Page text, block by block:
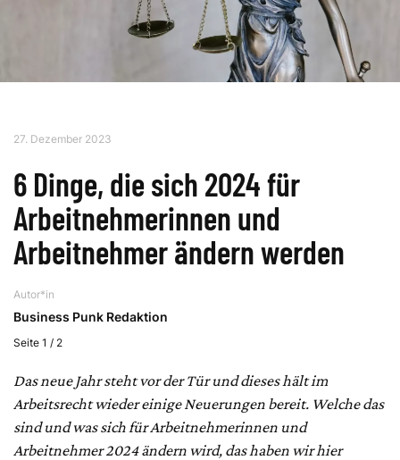
27. Dezember 2023
6 Dinge, die sich 2024 für
Arbeitnehmerinnen und
Arbeitnehmer ändern werden
Autor*in
Business Punk Redaktion
Seite 1 / 2
Das neue Jahr steht vor der Tür und dieses hält im
Arbeitsrecht wieder einige Neuerungen bereit. Welche das
sind und was sich für Arbeitnehmerinnen und
Arbeitnehmer 2024 ändern wird, das haben wir hier